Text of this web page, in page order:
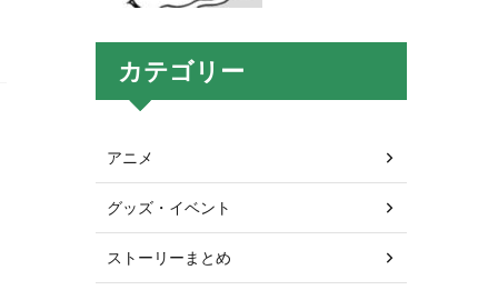
カテゴリー
アニメ
グッズ・イベント
ストーリーまとめ